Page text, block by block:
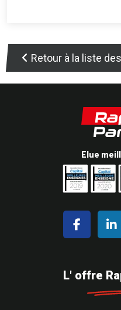
Retour à la liste
Elue
L' offre